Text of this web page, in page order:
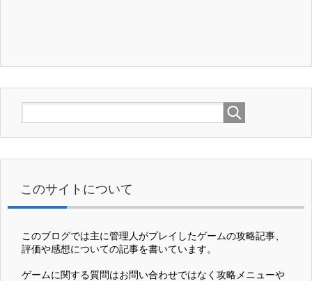
このサイトについて
このブログでは主に管理人がプレイしたゲームの攻略記事、
評価や感想についての記事を書いています。
ゲームに関する質問はお問い合わせではなく攻略メニューや